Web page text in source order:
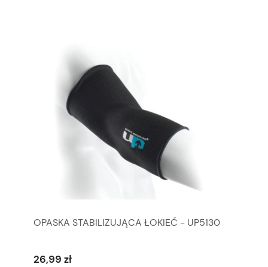
OPASKA STABILIZUJĄCA ŁOKIEĆ - UP5130
26,99 zł